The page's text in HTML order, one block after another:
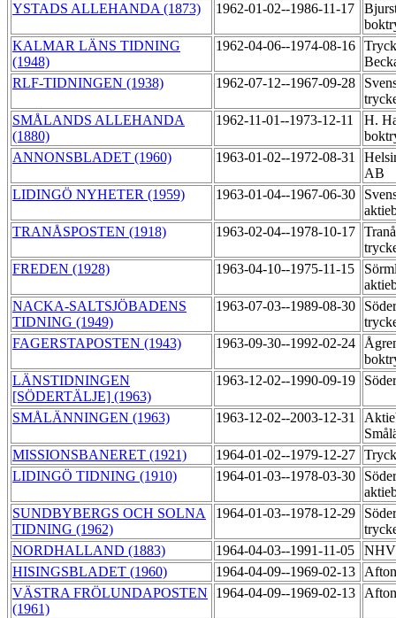
YSTADS ALLEHANDA (1873)
1962-01-02--1986-11-17
KALMAR LÄNS TIDNING
(1948)
1962-04-06--1974-08-16
RLF-TIDNINGEN (1938)
1962-07-12--1967-09-28
SMÅLANDS ALLEHANDA
(1880)
1962-11-01--1973-12-11
H.
ANNONSBLADET (1960)
1963-01-02--1972-08-31
AB
LIDINGÖ NYHETER (1959)
1963-01-04--1967-06-30
TRANÅSPOSTEN (1918)
1963-02-04--1978-10-17
FREDEN (1928)
1963-04-10--1975-11-15
NACKA-SALTSJÖBADENS
TIDNING (1949)
1963-07-03--1989-08-30
FAGERSTAPOSTEN (1943)
1963-09-30--1992-02-24
LÄNSTIDNINGEN
[SÖDERTÄLJE] (1963)
1963-12-02--1990-09-19
SMÅLÄNNINGEN (1963) 1963-12-02--2003-12-31
MISSIONSBANERET (1921)
1964-01-02--1979-12-27
LIDINGÖ TIDNING (1910)
1964-01-03--1978-03-30
SUNDBYBERGS OCH SOLNA
TIDNING (1962)
1964-01-03--1978-12-29
NORDHALLAND (1883)
1964-04-03--1991-11-05
HISINGSBLADET (1960)
1964-04-09--1969-02-13
VÄSTRA FRÖLUNDAPOSTEN
(1961)
1964-04-09--1969-02-13